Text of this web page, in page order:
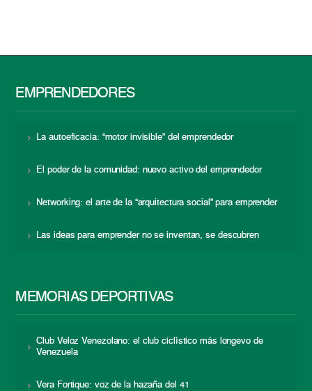
EMPRENDEDORES
La autoeficacia: “motor invisible” del emprendedor
El poder de la comunidad: nuevo activo del emprendedor
Networking: el arte de la “arquitectura social” para emprender
Las ideas para emprender no se inventan, se descubren
MEMORIAS DEPORTIVAS
Club Veloz Venezolano: el club ciclístico más longevo de
Venezuela
Vera Fortique: voz de la hazaña del 41